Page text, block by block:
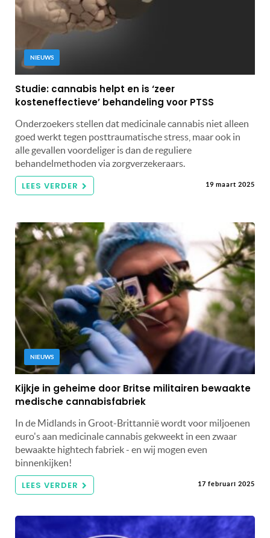
NIEUWS
Studie: cannabis helpt en is ‘zeer
kosteneffectieve’ behandeling voor PTSS
Onderzoekers stellen dat medicinale cannabis niet alleen
goed werkt tegen posttraumatische stress, maar ook in
alle gevallen voordeliger is dan de reguliere
behandelmethoden via zorgverzekeraars.
LEES VERDER 19 maart 2025
NIEUWS
Kijkje in geheime door Britse militairen bewaakte
medische cannabisfabriek
In de Midlands in Groot-Brittannië wordt voor miljoenen
euro's aan medicinale cannabis gekweekt in een zwaar
bewaakte hightech fabriek - en wij mogen even
binnenkijken!
LEES VERDER 17 februari 2025